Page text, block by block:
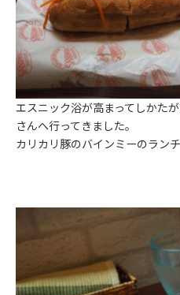
エスニック浴が高まってしかた
さんへ行ってきました。
カリカリ豚のバインミーのランチ